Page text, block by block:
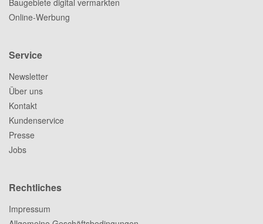
Baugebiete digital vermarkten
Online-Werbung
Service
Newsletter
Über uns
Kontakt
Kundenservice
Presse
Jobs
Rechtliches
Impressum